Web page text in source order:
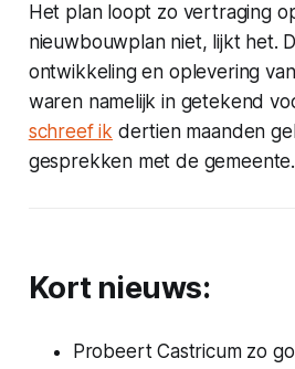
Het plan loopt zo vertraging
nieuwbouwplan niet, lijkt het.
ontwikkeling en oplevering
waren namelijk in getekend
schreef ik dertien maanden
gesprekken met de gemeente.
Kort nieuws:
Probeert Castricum zo